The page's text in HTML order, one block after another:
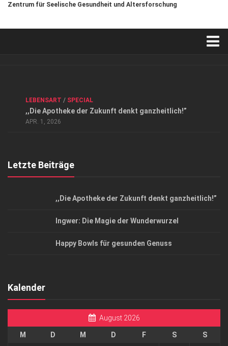
Zentrum für Seelische Gesundheit und Altersforschung
Datenschutzerklärung
Top Magazin Dresden / Ostsachsen
LEBENSART / SPECIAL
,,Die Apotheke der Zukunft denkt ganzheitlich!”
APR. 1, 2026
Letzte Beiträge
,,Die Apotheke der Zukunft denkt ganzheitlich!”
Ingwer: Die Magie der Wunderwurzel
Happy Bowls für gesunden Genuss
Kalender
August 2026
M D M D F S S